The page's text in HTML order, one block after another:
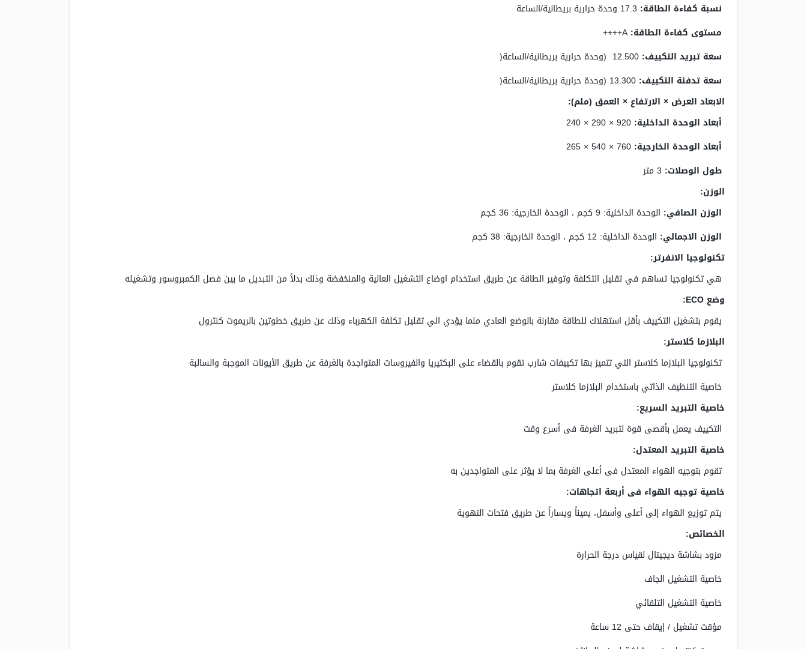
نسبة كفاءة الطاقة:
مستوى كفاءة الطاقة:A++++
سعة تبريد التكييف: 12.500 (وحدة حرارية بريطانية/الساعة(
سعة تدفئة التكييف:
الابعاد العرض × الارتفاع × العمق (ملم):
أبعاد الوحدة الداخلية: 920 × 290 × 240
أبعاد الوحدة الخارجية: 760 × 540 × 265
طول الوصلات:
الوزن:
الوزن الصافي: الوحدة الداخلية: 9 كجم ، الوحدة الخارجية: 36 كجم
الوزن الاجمالي: الوحدة الداخلية: 12 كجم ، الوحدة الخارجية: 38 كجم
تكنولوجيا الانفرتر:
هي تكنولوجيا تساهم في تقليل التكلفة وتوفير الطاقة عن طريق استخدام اوضاع التشغيل العالية والمنخفضة وذلك بدلاً من التبديل ما بين فصل الكمبروسور وتشغيله
وضع ECO:
يقوم بتشغيل التكييف بأقل استهلاك للطاقة مقارنة بالوضع العادي ملما يؤدي الي تقليل تكلفة الكهرباء وذلك عن طريق خطوتين بالريموت كنترول
البلازما كلاستر:
تكنولوجيا البلازما كلاستر التي تتميز بها تكييفات شارب تقوم بالقضاء على البكتيريا والفيروسات المتواجدة بالغرفة عن طريق الأيونات الموجبة والسالبة
خاصية التنظيف الذاتي باستخدام البلازما كلاستر
خاصية التبريد السريع:
التكييف يعمل بأقصى قوة لتبريد الغرفة فى أسرع وقت
خاصية التبريد المعتدل:
تقوم بتوجيه الهواء المعتدل فى أعلى الغرفة بما لا يؤثر على المتواجدين به
خاصية توجيه الهواء فى أربعة اتجاهات:
يتم توزيع الهواء إلى أعلى وأسفل، يميناً ويساراً عن طريق فتحات التهوية
الخصائص:
مزود بشاشة ديجيتال لقياس درجة الحرارة
خاصية التشغيل الجاف
خاصية التشغيل التلقائي
مؤقت تشغيل / إيقاف حتى 12 ساعة